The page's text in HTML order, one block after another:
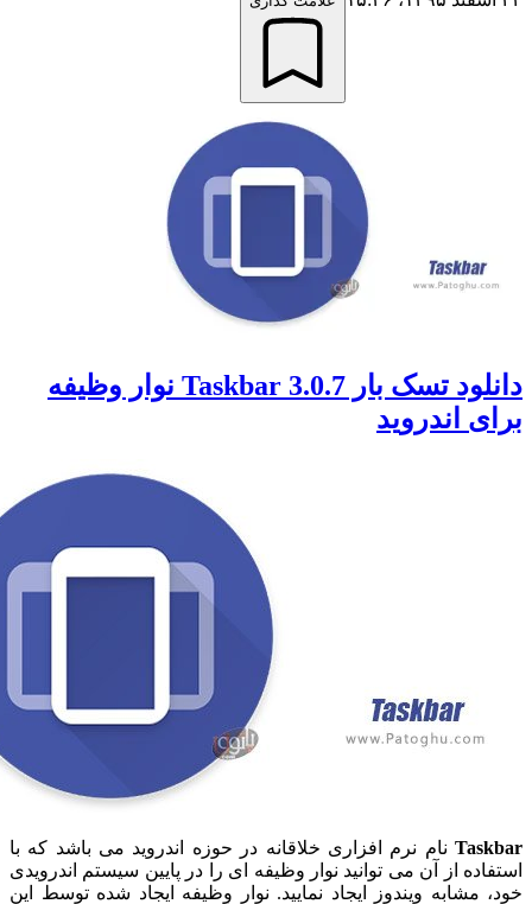
دانلود تسک بار Taskbar 3.0.7 نوار وظیفه
اندروید
نام نرم افزاری خلاقانه در حوزه اندروید می باشد که با
از آن می توانید نوار وظیفه ای را در پایین سیستم اندرویدی
ویندوز ایجاد نمایید. نوار وظیفه ایجاد شده توسط این